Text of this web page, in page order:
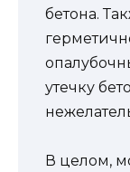
бетона.
утечку
В целом,